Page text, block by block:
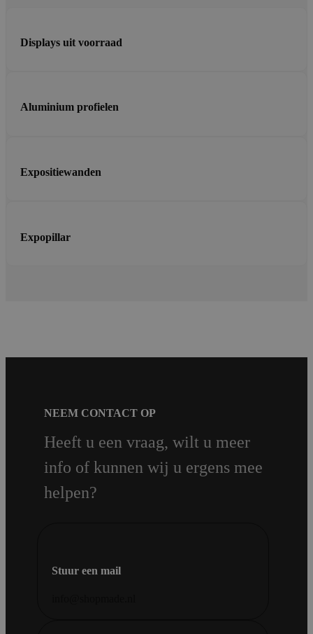
Displays uit voorraad
Aluminium profielen
Expositiewanden
Expopillar
NEEM CONTACT OP
Heeft u een vraag, wilt u meer
info of kunnen wij u ergens mee
helpen?
Stuur een mail